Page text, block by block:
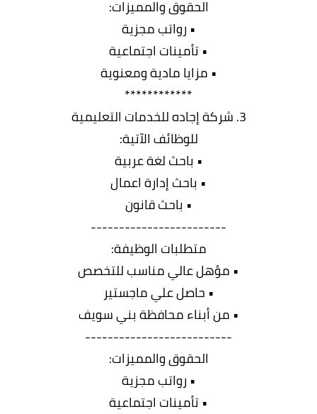
الحقوق والمميزات:
• رواتب مجزية
• تأمينات اجتماعية
• مزايا مادية ومعنوية
************
3. شركة إجاده للخدمات التعليمية
للوظائف الآتية:
• باحث لغة عربية
• باحث إدارة اعمال
• باحث قانون
------------------------
متطلبات الوظيفة:
• مؤهل عالي مناسب للتخصص
• حاصل علي ماجستير
• من أبناء محافظة بني سويف
--------------------------
الحقوق والمميزات:
• رواتب مجزية
• تأمينات اجتماعية